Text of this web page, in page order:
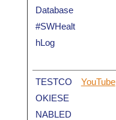
Database
#SWHealt
hLog
TESTCO
OKIESE
NABLED
YouTube